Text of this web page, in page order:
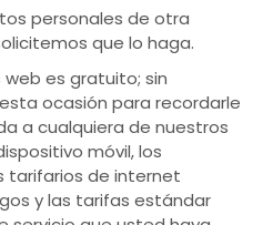
personales de otra
que lo haga.
es gratuito; sin
ocasión para recordarle
a cualquiera de nuestros
móvil, los
tarifarios de internet
y las tarifas estándar